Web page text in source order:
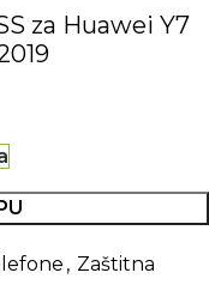
za Huawei Y7
, Zaštitna